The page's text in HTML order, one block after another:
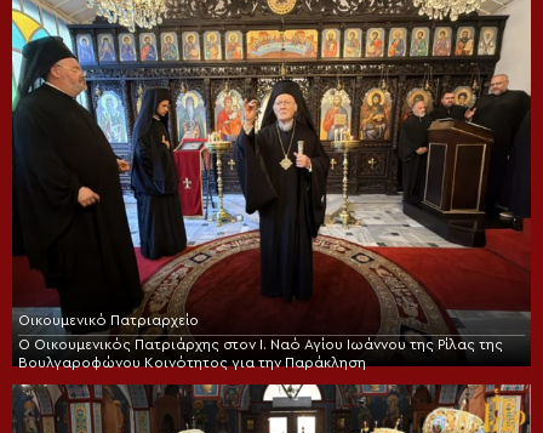
Οικουμενικό Πατριαρχείο
Ο Οικουμενικός Πατριάρχης στον I. Ναό Αγίου Ιωάννου της Ρίλας της
Βουλγαροφώνου Κοινότητος για την Παράκληση